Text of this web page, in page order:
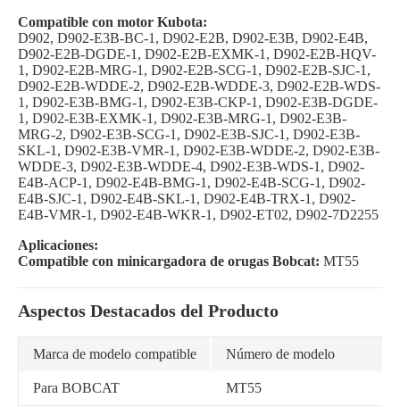
Compatible con motor Kubota:
D902, D902-E3B-BC-1, D902-E2B, D902-E3B, ​​D902-E4B,
D902-E2B-DGDE-1, D902-E2B-EXMK-1, D902-E2B-HQV-
1, D902-E2B-MRG-1, D902-E2B-SCG-1, D902-E2B-SJC-1,
D902-E2B-WDDE-2, D902-E2B-WDDE-3, D902-E2B-WDS-
1, D902-E3B-BMG-1, D902-E3B-CKP-1, D902-E3B-DGDE-
1, D902-E3B-EXMK-1, D902-E3B-MRG-1, D902-E3B-
MRG-2, D902-E3B-SCG-1, D902-E3B-SJC-1, D902-E3B-
SKL-1, D902-E3B-VMR-1, D902-E3B-WDDE-2, D902-E3B-
WDDE-3, D902-E3B-WDDE-4, D902-E3B-WDS-1, D902-
E4B-ACP-1, D902-E4B-BMG-1, D902-E4B-SCG-1, D902-
E4B-SJC-1, D902-E4B-SKL-1, D902-E4B-TRX-1, D902-
E4B-VMR-1, D902-E4B-WKR-1, D902-ET02, D902-7D2255
Aplicaciones:
Compatible con minicargadora de orugas Bobcat: MT55
Aspectos Destacados del Producto
Marca de modelo compatible Número de modelo
Para BOBCAT MT55